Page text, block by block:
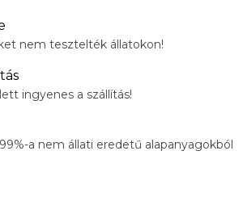
nem tesztelték állatokon!
ingyenes a szállítás!
a nem állati eredetű alapanyagokból